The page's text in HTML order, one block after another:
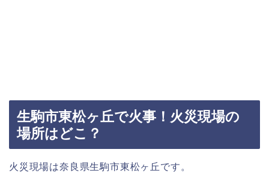
生駒市東松ヶ丘で火事！火災現場の
場所はどこ？
火災現場は奈良県生駒市東松ヶ丘です。